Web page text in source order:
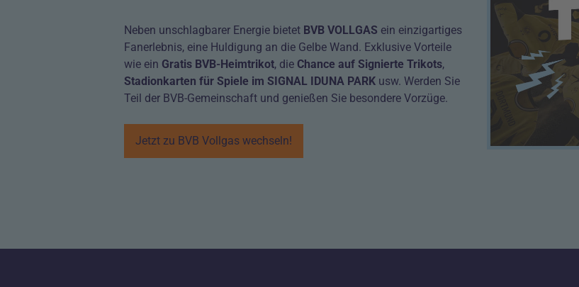
Neben unschlagbarer Energie bietet BVB VOLLGAS ein einzigartiges
Fanerlebnis, eine Huldigung an die Gelbe Wand. Exklusive Vorteile
wie ein Gratis BVB-Heimtrikot, die Chance auf Signierte Trikots,
Stadionkarten für Spiele im SIGNAL IDUNA PARKusw. Werden Sie
Teil der BVB-Gemeinschaft und genießen Sie besondere Vorzüge.
Jetzt zu BVB Vollgas wechseln!